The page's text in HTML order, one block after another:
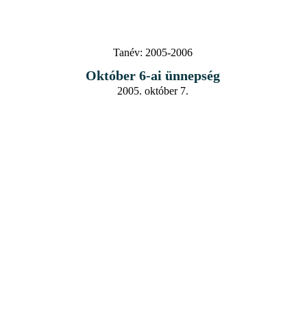
Tanév: 2005-2006
Október 6-ai ünnepség
2005. október 7.